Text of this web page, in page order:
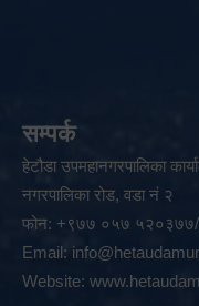
सम्पर्क
हेटौडा उपमहानगरपालिका
नगरपालिका रोड, वडा नं २
फोन: +९७७ ०५७
Email:
Website: